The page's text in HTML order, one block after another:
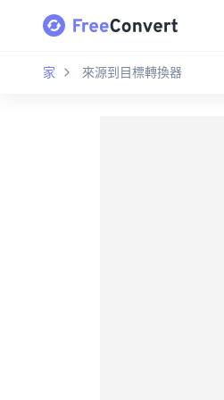
家 來源到目標轉換器